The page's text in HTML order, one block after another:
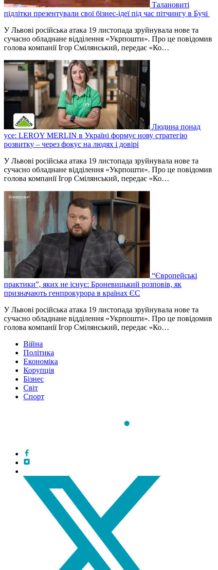
Талановиті
підлітки презентували свої бізнес-ідеї під час пітчингу в Бучі
У Львові російська атака 19 листопада зруйнувала нове та
сучасно обладнане відділення «Укрпошти». Про це повідомив
голова компанії Ігор Смілянський, передає «Ко…
Людина понад
усе: LEROY MERLIN в Україні формує нову стратегію
розвитку – через фокус на людях і довірі
У Львові російська атака 19 листопада зруйнувала нове та
сучасно обладнане відділення «Укрпошти». Про це повідомив
голова компанії Ігор Смілянський, передає «Ко…
“Європейські
практики”, яких не існує: Броневицький розповів, як
призначають генпрокурора в країнах ЄС
У Львові російська атака 19 листопада зруйнувала нове та
сучасно обладнане відділення «Укрпошти». Про це повідомив
голова компанії Ігор Смілянський, передає «Ко…
Війна
Політика
Економіка
Корупція
Бізнес
Світ
Спорт